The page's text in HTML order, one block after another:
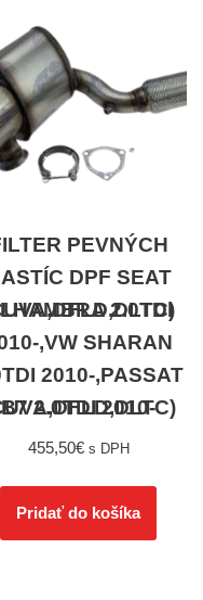
PEVNÝCH
DPF SEAT
2.0TDI
,VW SHARAN
2010-,PASSAT
B7 2.0TDI 2010-
455,50€ s DPH
Pridať do košíka